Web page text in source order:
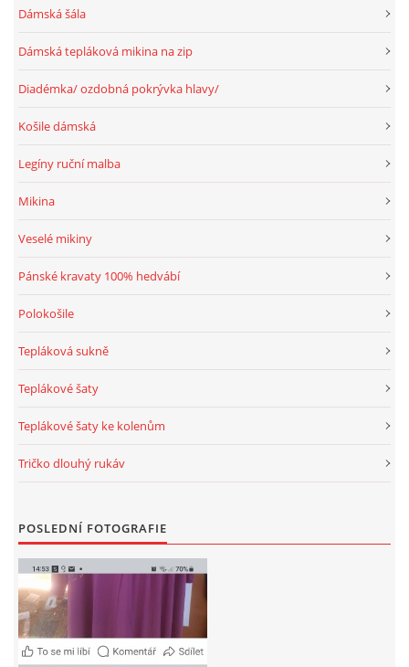
Dámská šála
Dámská tepláková mikina na zip
Diadémka/ ozdobná pokrývka hlavy/
Košile dámská
Legíny ruční malba
Mikina
Veselé mikiny
Pánské kravaty 100% hedvábí
Polokošile
Tepláková sukně
Teplákové šaty
Teplákové šaty ke kolenům
Tričko dlouhý rukáv
POSLEDNÍ FOTOGRAFIE